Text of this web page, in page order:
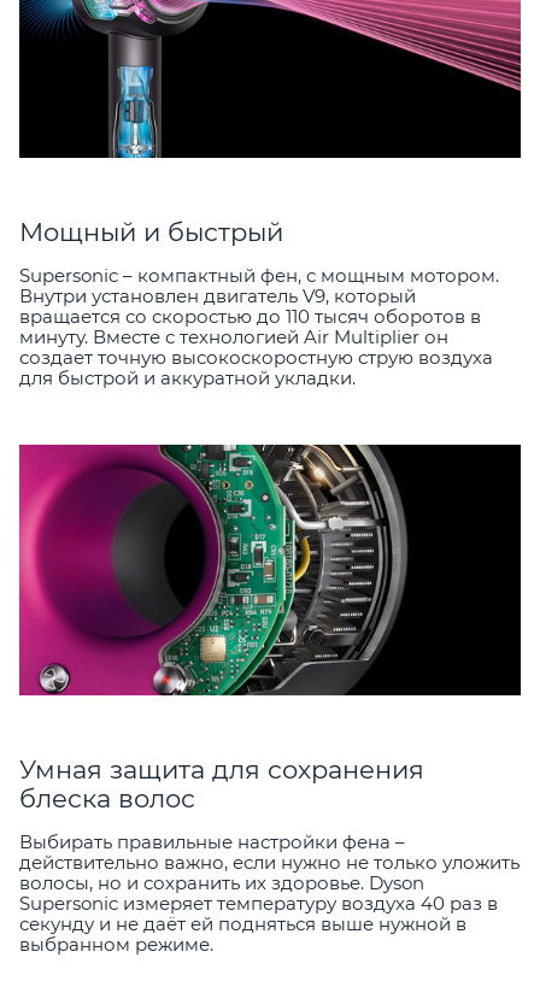
Мощный и быстрый
Supersonic – компактный фен, с мощным мотором.
Внутри установлен двигатель V9, который
вращается со скоростью до 110 тысяч оборотов в
минуту. Вместе с технологией Air Multiplier он
создает точную высокоскоростную струю воздуха
для быстрой и аккуратной укладки.
Умная защита для сохранения
блеска волос
Выбирать правильные настройки фена –
действительно важно, если нужно не только уложить
волосы, но и сохранить их здоровье. Dyson
Supersonic измеряет температуру воздуха 40 раз в
секунду и не даёт ей подняться выше нужной в
выбранном режиме.